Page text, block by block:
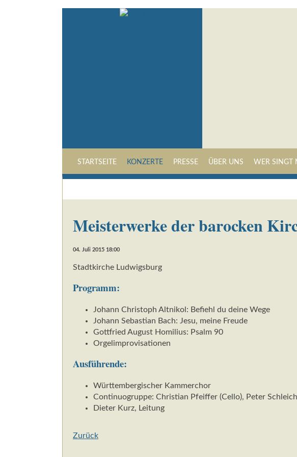
STARTSEITE KONZERTE PRESSE ÜBER UNS WER SINGT
Meisterwerke der barocken
04. Juli 2015 18:00
Stadtkirche Ludwigsburg
Programm:
Johann Christoph Altnikol: Befiehl du deine Wege
Johann Sebastian Bach: Jesu, meine Freude
Gottfried August Homilius: Psalm 90
Orgelimprovisationen
Ausführende:
Württembergischer Kammerchor
Continuogruppe: Christian Pfeiffer (Cello), Peter
Dieter Kurz, Leitung
Zurück